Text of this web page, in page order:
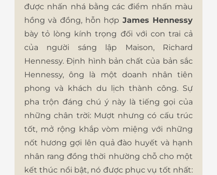
được nhấn nhá bằng các điểm nhấn màu
hồng và đồng, hỗn hợp James Hennessy
bày tỏ lòng kính trọng đối với con trai cả
của người sáng lập Maison, Richard
Hennessy. Định hình bản chất của bản sắc
Hennessy, ông là một doanh nhân tiên
phong và khách du lịch thành công. Sự
pha trộn đáng chú ý này là tiếng gọi của
những chân trời: Mượt nhưng có cấu trúc
tốt, mở rộng khắp vòm miệng với những
nốt hương gợi lên quả đào huyết và hạnh
nhân rang đồng thời nhường chỗ cho một
kết thúc nổi bật, nó được phục vụ tốt nhất: